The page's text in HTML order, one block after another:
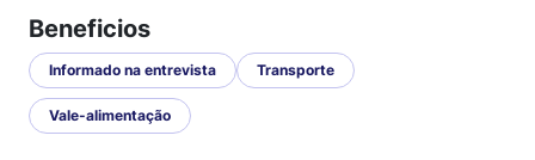
Beneficios
Informado na entrevista Transporte
Vale-alimentação